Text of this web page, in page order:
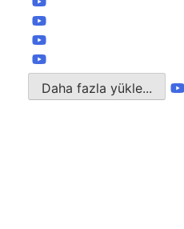
Daha fazla yükle...